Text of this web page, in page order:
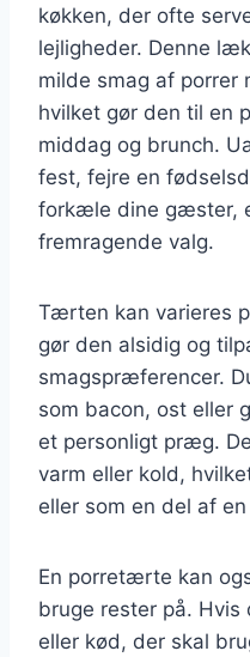
køkken, der ofte
lejligheder. Denne
milde smag af porrer
hvilket gør den til en
middag og brunch.
fest, fejre en
forkæle dine gæster,
fremragende valg.
Tærten kan varieres
gør den alsidig og
smagspræferencer.
som bacon, ost eller
et personligt præg.
varm eller kold,
eller som en del af
En porretærte kan
bruge rester på. Hvis
eller kød, der skal